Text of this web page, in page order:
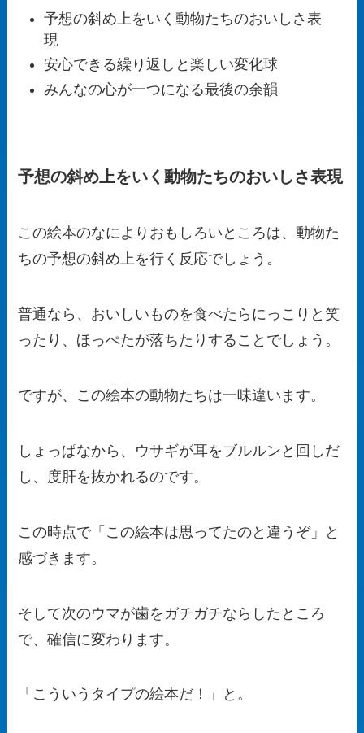
予想の斜め上をいく動物たちのおいしさ表
現
安心できる繰り返しと楽しい変化球
みんなの心が一つになる最後の余韻
予想の斜め上をいく動物たちのおいしさ表現
この絵本のなによりおもしろいところは、動物た
ちの予想の斜め上を行く反応でしょう。
普通なら、おいしいものを食べたらにっこりと笑
ったり、ほっぺたが落ちたりすることでしょう。
ですが、この絵本の動物たちは一味違います。
しょっぱなから、ウサギが耳をブルルンと回しだ
し、度肝を抜かれるのです。
この時点で「この絵本は思ってたのと違うぞ」と
感づきます。
そして次のウマが歯をガチガチならしたところ
で、確信に変わります。
「こういうタイプの絵本だ！」と。